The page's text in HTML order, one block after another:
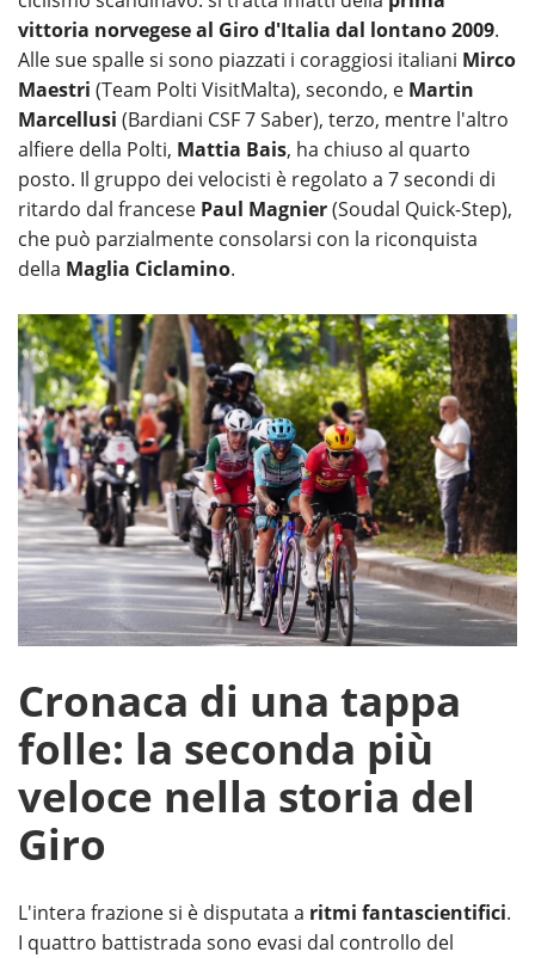
vittoria norvegeseal Giro d'Italia dal lontano 2009.
Alle sue spalle si sono piazzati i coraggiosi italiani Mirco
Maestri (Team Polti VisitMalta), secondo, e Martin
Marcellusi (Bardiani CSF 7 Saber), terzo, mentre l'altro
alfiere della Polti, Mattia Bais, ha chiuso al quarto
posto. Il gruppo dei velocisti è regolato a 7 secondi di
ritardo dal francese Paul Magnier(Soudal Quick-Step),
che può parzialmente consolarsi con la riconquista
della Maglia Ciclamino.
Cronaca di una tappa
folle: la seconda più
veloce nella storia del
Giro
L'intera frazione si è disputata a ritmi fantascientifici.
I quattro battistrada sono evasi dal controllo del